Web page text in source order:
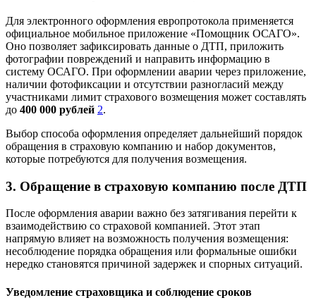
Для электронного оформления европротокола применяется
официальное мобильное приложение «Помощник ОСАГО».
Оно позволяет зафиксировать данные о ДТП, приложить
фотографии повреждений и направить информацию в
систему ОСАГО. При оформлении аварии через приложение,
наличии фотофиксации и отсутствии разногласий между
участниками лимит страхового возмещения может составлять
до 400 000 рублей 2.
Выбор способа оформления определяет дальнейший порядок
обращения в страховую компанию и набор документов,
которые потребуются для получения возмещения.
3. Обращение в страховую компанию после ДТП
После оформления аварии важно без затягивания перейти к
взаимодействию со страховой компанией. Этот этап
напрямую влияет на возможность получения возмещения:
несоблюдение порядка обращения или формальные ошибки
нередко становятся причиной задержек и спорных ситуаций.
Уведомление страховщика и соблюдение сроков